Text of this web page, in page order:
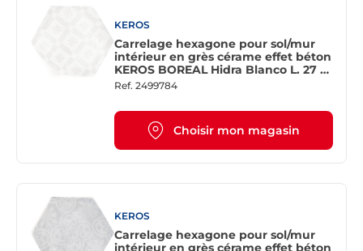
KEROS
Carrelage hexagone pour sol/mur
intérieur en grès cérame effet béton
KEROS BOREAL Hidra Blanco L. 27 x
l. 23 cm
Ref. 2499784
Choisir mon magasin
KEROS
Carrelage hexagone pour sol/mur
intérieur en grès cérame effet béton